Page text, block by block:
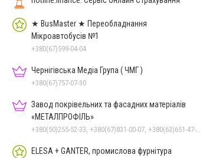
★ BusMaster ★ Переобладнання
Мікроавтобусів №1
+380(67)599-04-04
Чернігівська Медіа Група ( ЧМГ )
+380(67)757-07-30
Завод покрівельних та фасадних матеріалів
«МЕТАЛПРОФІЛЬ»
ELESA + GANTER, промислова фурнітура